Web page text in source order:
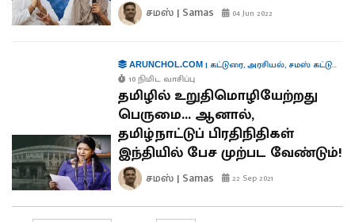
சமஸ் | Samas 04 Jun 2022
ARUNCHOL.COM| கட்டுரை,அரசியல், சமஸ் கட்டுரை
10 நிமிட வாசிப்பு
தமிழில் உறுதிமொழியேற்றது
பெருமை... ஆனால்,
தமிழ்நாட்டுப் பிரதிநிதிகள்
இந்தியில் பேச முற்பட வேண்டும்!
சமஸ் | Samas 22 Sep 2021